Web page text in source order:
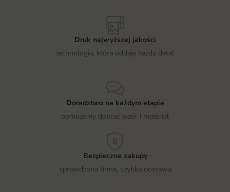
Druk najwyższej jakości
technologia, która oddaje każdy detal
Doradztwo na każdym etapie
pomożemy dobrać wzór i materiał
Bezpieczne zakupy
sprawdzona firma, szybka dostawa